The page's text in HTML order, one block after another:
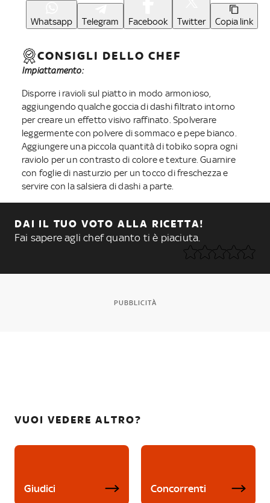
Whatsapp Telegram Facebook Twitter Copia link
CONSIGLI DELLO CHEF
Impiattamento:
Disporre i ravioli sul piatto in modo armonioso,
aggiungendo qualche goccia di dashi filtrato intorno
per creare un effetto visivo raffinato. Spolverare
leggermente con polvere di sommaco e pepe bianco.
Aggiungere una piccola quantità di tobiko sopra ogni
raviolo per un contrasto di colore e texture. Guarnire
con foglie di nasturzio per un tocco di freschezza e
servire con la salsiera di dashi a parte.
DAI IL TUO VOTO ALLA RICETTA!
Fai sapere agli chef quanto ti è piaciuta.
PUBBLICITÀ
VUOI VEDERE ALTRO?
Giudici Concorrenti